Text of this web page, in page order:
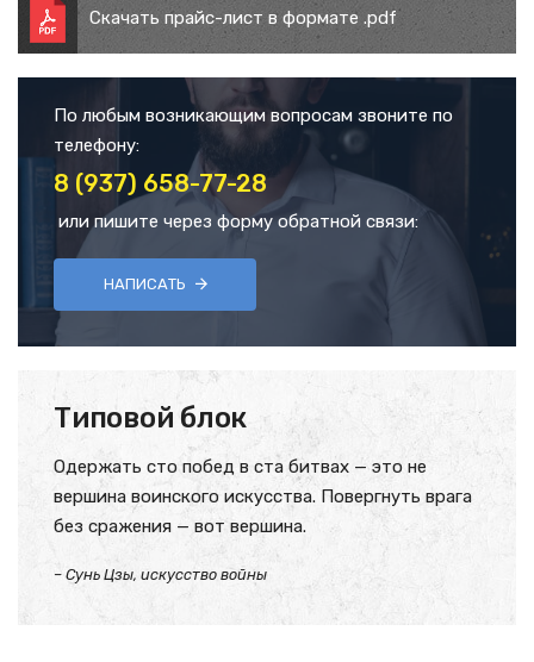
Скачать прайс-лист в формате .pdf
По любым возникающим вопросам звоните по
телефону:
8 (937) 658-77-28
или пишите через форму обратной связи:
НАПИСАТЬ
Типовой блок
Одержать сто побед в ста битвах — это не
вершина воинского искусства. Повергнуть врага
без сражения — вот вершина.
– Сунь Цзы, искусство войны